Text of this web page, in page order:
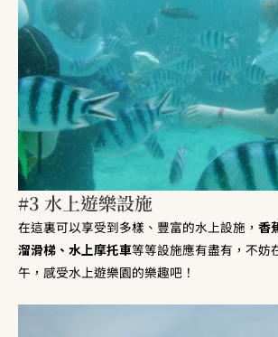
#3 水上遊樂設施
在這裏可以享受到多樣、豐富的水上設施， 香
溜滑梯、水上摩托車等等設施應有盡有，不妨
午，感受水上遊樂園的樂趣吧！